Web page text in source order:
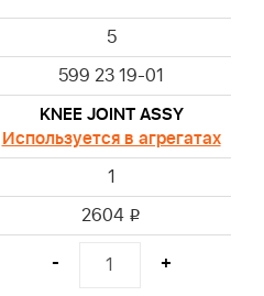
5
599 23 19-01
KNEE JOINT ASSY
Используется в агрегатах
1
2604 i
- +